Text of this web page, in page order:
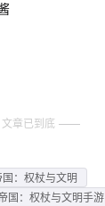
文章已到底
国：权杖与文明
国：权杖与文明手游